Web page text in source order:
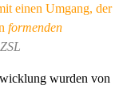
einen Umgang, der
formenden
wurden von